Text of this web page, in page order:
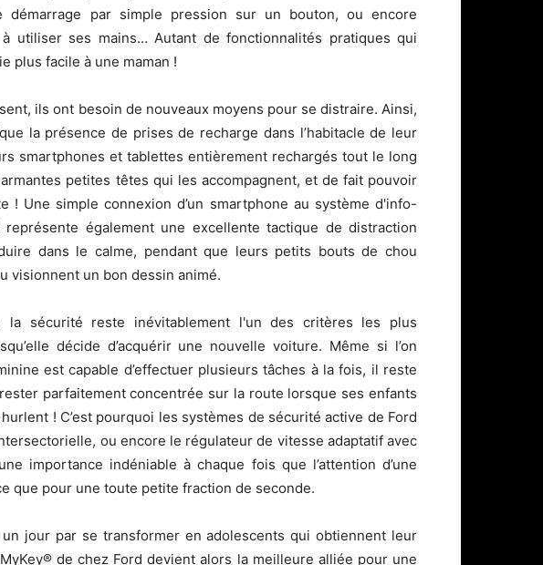
par simple pression sur un bouton, ou encore
utiliser ses mains… Autant de fonctionnalités pratiques qui
plus facile à une maman !
ils ont besoin de nouveaux moyens pour se distraire. Ainsi,
la présence de prises de recharge dans l’habitacle de leur
smartphones et tablettes entièrement rechargés tout le long
petites têtes qui les accompagnent, et de fait pouvoir
Une simple connexion d’un smartphone au système d'info-
également une excellente tactique de distraction
dans le calme, pendant que leurs petits bouts de chou
visionnent un bon dessin animé.
la sécurité reste inévitablement l'un des critères les plus
décide d’acquérir une nouvelle voiture. Même si l’on
est capable d’effectuer plusieurs tâches à la fois, il reste
parfaitement concentrée sur la route lorsque ses enfants
! C’est pourquoi les systèmes de sécurité active de Ford
ou encore le régulateur de vitesse adaptatif avec
importance indéniable à chaque fois que l’attention d’une
que pour une toute petite fraction de seconde.
jour par se transformer en adolescents qui obtiennent leur
de chez Ford devient alors la meilleure alliée pour une